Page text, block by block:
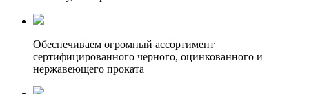
Обеспечиваем огромный ассортимент
сертифицированного черного, оцинкованного и
нержавеющего проката